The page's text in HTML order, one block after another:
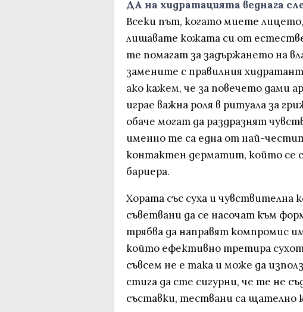
ДА на хидратацията веднага
Всеки път, когато миете
лишавате кожата си от
те помагат за задържането на
замените с правилния
ако кажем, че за повечето дами
играе важна роля в ритуала за
обаче могат да раздразнят
именно те са една от най-
контактен дерматит, който се
бариера.
Хората със суха и чувствителна
съветвани да се насочат към
трябва да направят компромис
който ефективно третира
съвсем не е такa и може да
стига да сте сигурни, че те не
съставки, тествани са щателно